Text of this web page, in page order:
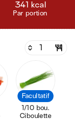
341 kcal
Par portion
Facultatif
1/10 bou.
Ciboulette